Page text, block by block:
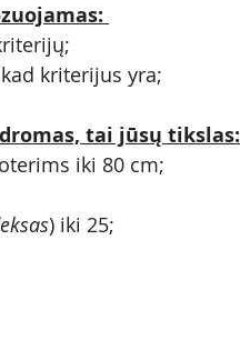
kriterijus yra;
tai jūsų tikslas:
iki 80 cm;
) iki 25;